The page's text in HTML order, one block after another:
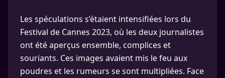
Les spéculations s’étaient intensifiées lors du
Festival de Cannes 2023, où les deux journalistes
ont été aperçus ensemble, complices et
souriants. Ces images avaient mis le feu aux
poudres et les rumeurs se sont multipliées. Face